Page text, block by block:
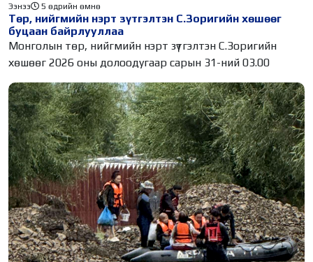
Төр, нийгмийн нэрт зүтгэлтэн С.Зоригийн хөшөөг
буцаан байрлууллаа
Ээнээ 5 өдрийн өмнө
Монголын төр, нийгмийн нэрт зүтгэлтэн С.Зоригийн
хөшөөг 2026 оны долоодугаар сарын 31-ний 03.00